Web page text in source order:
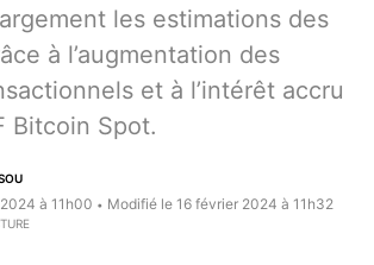
les estimations des
à l’augmentation des
et à l’intérêt accru
Bitcoin Spot.
à 11h00 • Modifié le 16 février 2024 à 11h32